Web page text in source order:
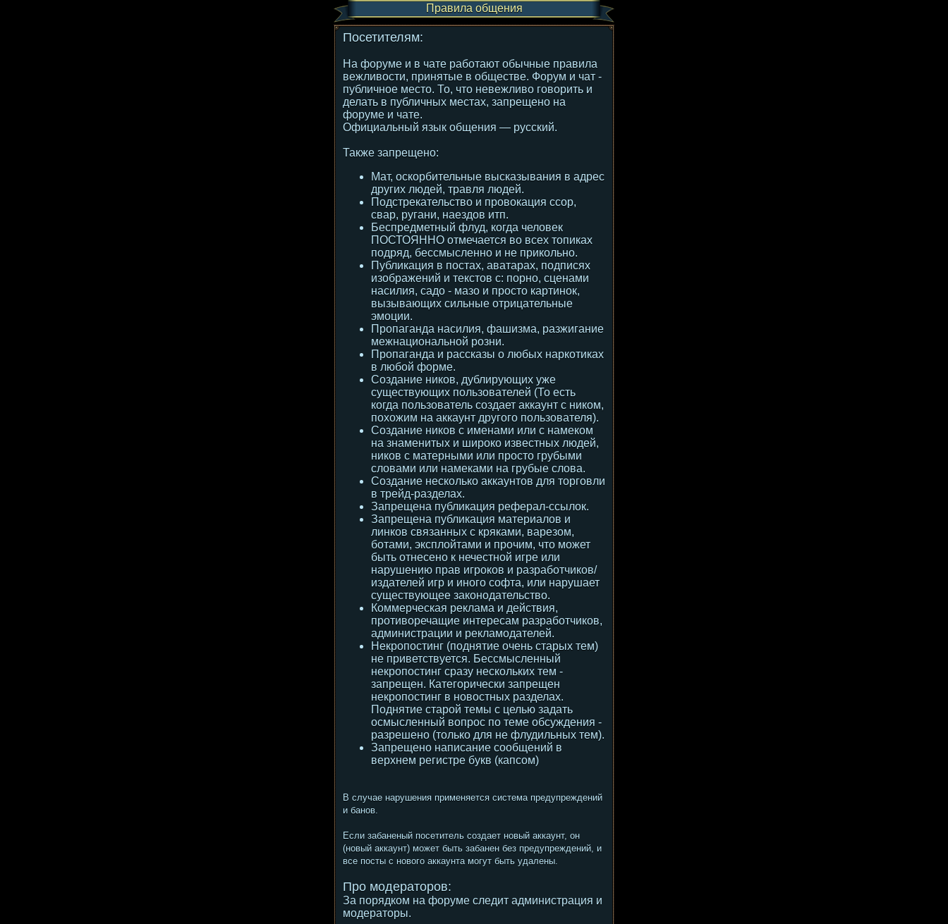
Правила общения
Посетителям:
На форуме и в чате работают обычные правила
вежливости, принятые в обществе. Форум и чат -
публичное место. То, что невежливо говорить и
делать в публичных местах, запрещено на
форуме и чате.
Официальный язык общения — русский.
Также запрещено:
Мат, оскорбительные высказывания в адрес
других людей, травля людей.
Подстрекательство и провокация ссор,
свар, ругани, наездов итп.
Беспредметный флуд, когда человек
ПОСТОЯННО отмечается во всех топиках
подряд, бессмысленно и не прикольно.
Публикация в постах, аватарах, подписях
изображений и текстов с: порно, сценами
насилия, садо - мазо и просто картинок,
вызывающих сильные отрицательные
эмоции.
Пропаганда насилия, фашизма, разжигание
межнациональной розни.
Пропаганда и рассказы о любых наркотиках
в любой форме.
Создание ников, дублирующих уже
существующих пользователей (То есть
когда пользователь создает аккаунт с ником,
похожим на аккаунт другого пользователя).
Создание ников с именами или с намеком
на знаменитых и широко известных людей,
ников с матерными или просто грубыми
словами или намеками на грубые слова.
Создание несколько аккаунтов для торговли
в трейд-разделах.
Запрещена публикация реферал-ссылок.
Запрещена публикация материалов и
линков связанных с кряками, варезом,
ботами, эксплойтами и прочим, что может
быть отнесено к нечестной игре или
нарушению прав игроков и разработчиков/
издателей игр и иного софта, или нарушает
существующее законодательство.
Коммерческая реклама и действия,
противоречащие интересам разработчиков,
администрации и рекламодателей.
Некропостинг (поднятие очень старых тем)
не приветствуется. Бессмысленный
некропостинг сразу нескольких тем -
запрещен. Категорически запрещен
некропостинг в новостных разделах.
Поднятие старой темы с целью задать
осмысленный вопрос по теме обсуждения -
разрешено (только для не флудильных тем).
Запрещено написание сообщений в
верхнем регистре букв (капсом)
В случае нарушения применяется система предупреждений
и банов.
Если забаненый посетитель создает новый аккаунт, он
(новый аккаунт) может быть забанен без предупреждений, и
все посты с нового аккаунта могут быть удалены.
Про модераторов:
За порядком на форуме следит администрация и
модераторы.